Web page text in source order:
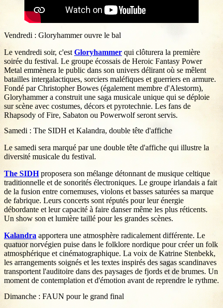
Vendredi : Gloryhammer ouvre le bal
Le vendredi soir, c'est Gloryhammer qui clôturera la première
soirée du festival. Le groupe écossais de Heroic Fantasy Power
Metal emmènera le public dans son univers délirant où se mêlent
batailles intergalactiques, sorciers maléfiques et guerriers en armure.
Fondé par Christopher Bowes (également membre d'Alestorm),
Gloryhammer a construit une saga musicale unique qui se déploie
sur scène avec costumes, décors et pyrotechnie. Les fans de
Rhapsody of Fire, Sabaton ou Powerwolf seront servis.
Samedi : The SIDH et Kalandra, double tête d'affiche
Le samedi sera marqué par une double tête d'affiche qui illustre la
diversité musicale du festival.
The SIDHproposera son mélange détonnant de musique celtique
traditionnelle et de sonorités électroniques. Le groupe irlandais a fait
de la fusion entre cornemuses, violons et basses saturées sa marque
de fabrique. Leurs concerts sont réputés pour leur énergie
débordante et leur capacité à faire danser même les plus réticents.
Un show son et lumière taillé pour les grandes scènes.
Kalandra apportera une atmosphère radicalement différente. Le
quatuor norvégien puise dans le folklore nordique pour créer un folk
atmosphérique et cinématographique. La voix de Katrine Stenbekk,
les arrangements soignés et les textes inspirés des sagas scandinaves
transportent l'auditoire dans des paysages de fjords et de brumes. Un
moment de contemplation et d'émotion avant de reprendre le rythme.
Dimanche : FAUN pour le grand final